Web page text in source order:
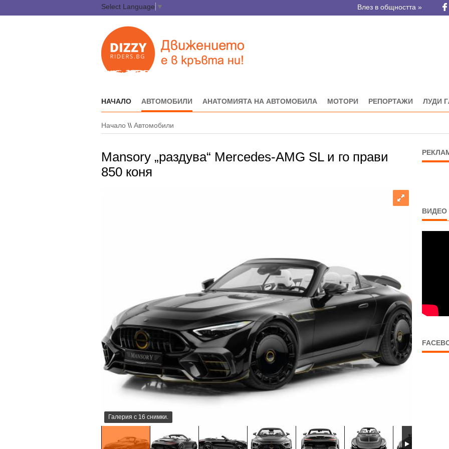
Select Language ▼ Влез в общността »
НАЧАЛО АВТОМОБИЛИ АНАТОМИЯТА НА АВТОМОБИЛА МОТОРИ РЕПОРТАЖИ ЛУДИ
Начало \\ Автомобили
Mansory „раздува“ Mercedes-AMG SL и го прави
850 коня
Галерия с 16 снимки.
ВИДЕО